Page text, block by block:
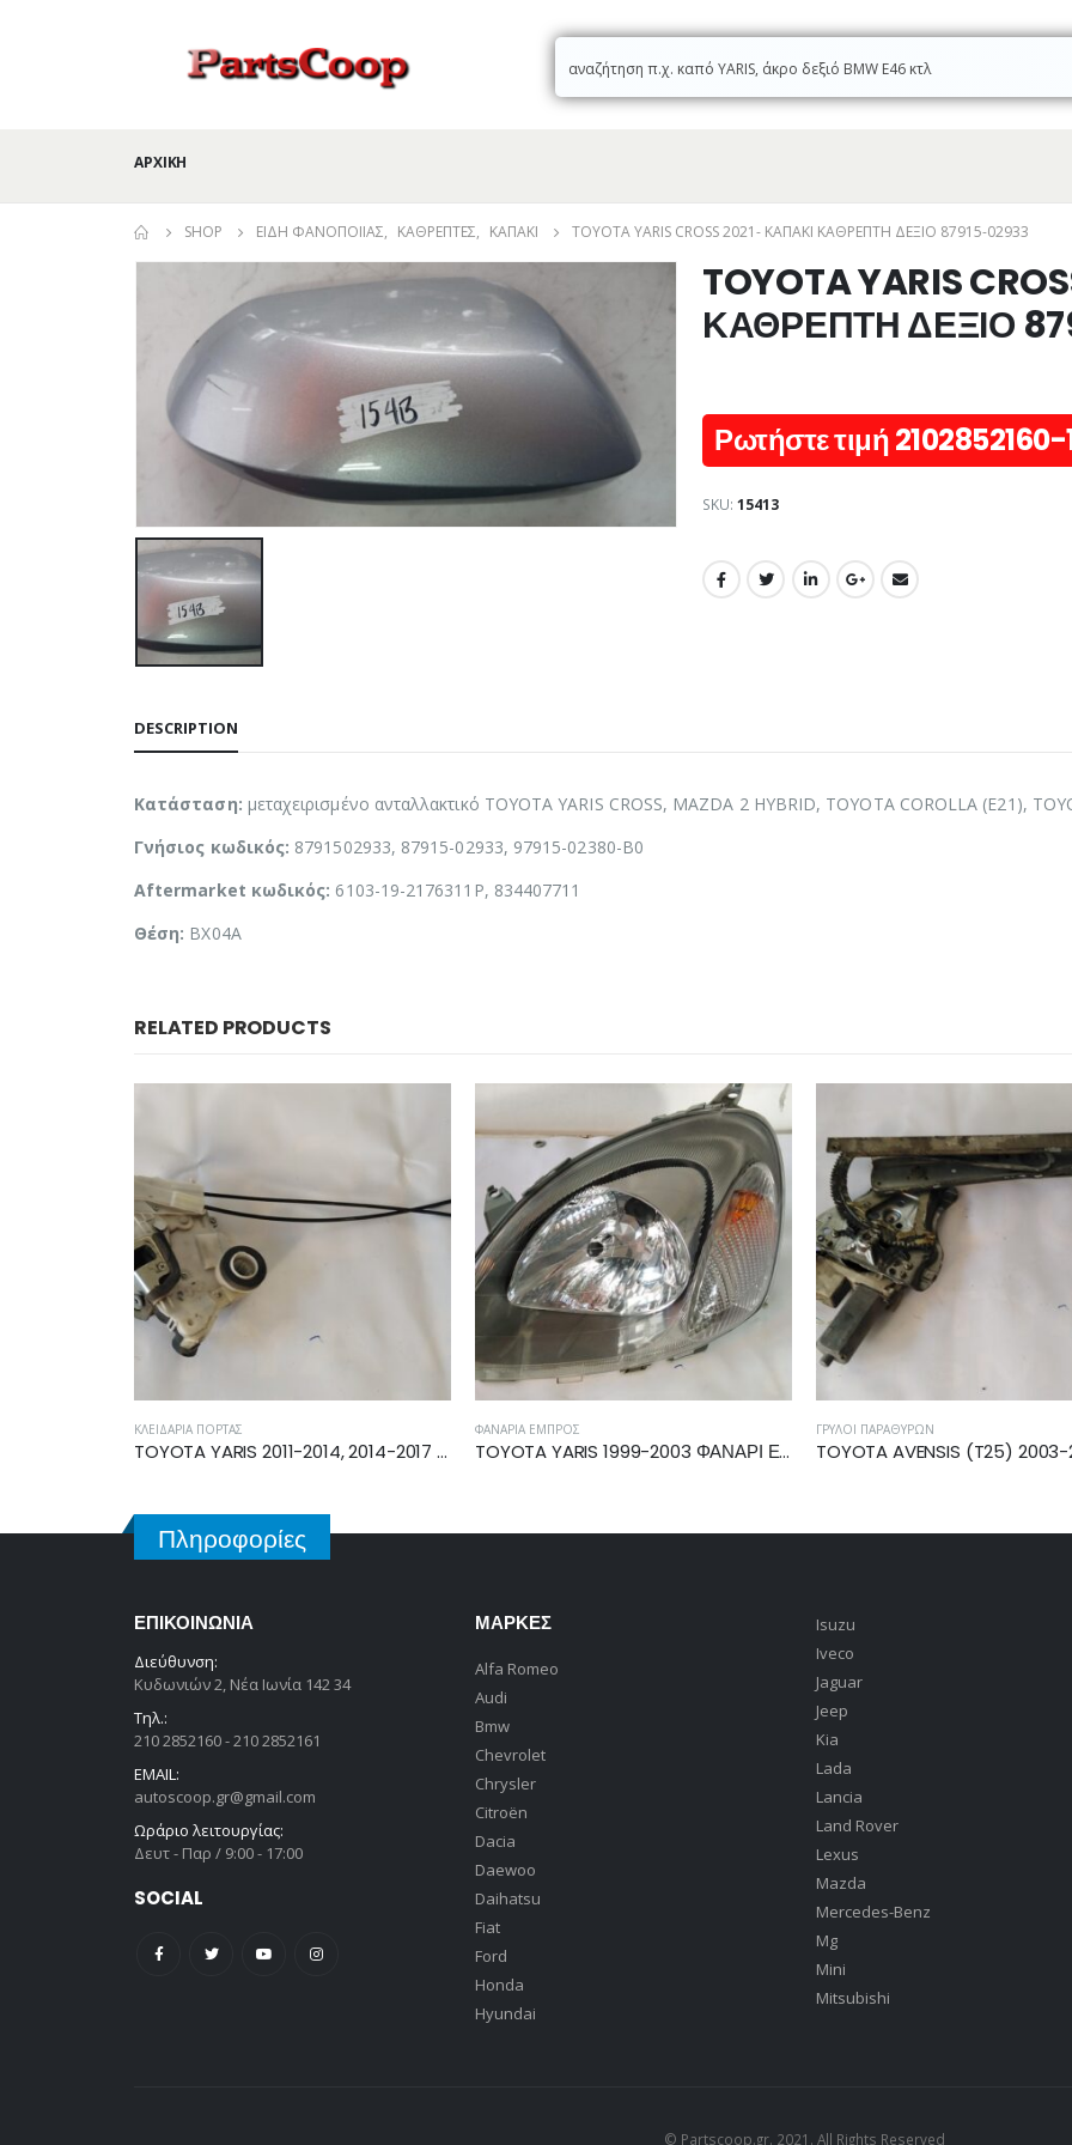
ΑΡΧΙΚΉ
SHOP ΕΊΔΗ ΦΑΝΟΠΟΙΊΑΣ, ΚΑΘΡΈΠΤΕΣ, ΚΑΠΆΚΙ TOYOTA YARIS CROSS 2021- ΚΑΠΑΚΙ ΚΑΘΡΕΠΤΗ ΔΕΞΙΟ 87915-02933
TOYOTA YARIS
ΚΑΘΡΕΠΤΗ ΔΕΞΙΟ
Ρωτήστε τιμή 2102852160-
SKU: 15413
DESCRIPTION
Κατάσταση: μεταχειρισμένο ανταλλακτικό TOYOTA YARIS CROSS, MAZDA 2 HYBRID, TOYOTA COROLLA (E21),
Γνήσιος κωδικός: 8791502933, 87915-02933, 97915-02380-B0
Aftermarket κωδικός: 6103-19-2176311P, 834407711
Θέση: BX04A
RELATED PRODUCTS
TOYOTA YARIS 2011-2014, 2014-2017 ΗΛΕΚΤΡΟΜΑΓΝΗΤΙΚΗ ΚΛΕΙΔΑΡΙΑ ΕΜΠΡΟΣ ΔΕΞΙΑ
ΦΑΝΆΡΙΑ ΕΜΠΡΌΣ
TOYOTA YARIS 1999-2003 ΦΑΝΑΡΙ ΕΜΠΡΟΣ ΑΡΙΣΤΕΡΟ 81170-0D011
ΓΡΎΛΟΙ ΠΑΡΑΘΎΡΩΝ
TOYOTA AVENSIS (T25) 2003-2006, 2006-2008 ΓΡΥΛΛΟΣ ΕΜΠΡΟΣ ΔΕΞΙΟΣ 69810-05050
ΓΡΎΛΟΙ ΠΑΡΑΘΎΡΩΝ
Πληροφορίες
ΕΠΙΚΟΙΝΩΝΊΑ
Διεύθυνση:
Κυδωνιών 2, Νέα Ιωνία 142 34
Τηλ.:
210 2852160 - 210 2852161
EMAIL:
autoscoop.gr@gmail.com
Ωράριο λειτουργίας:
Δευτ - Παρ / 9:00 - 17:00
SOCIAL
ΜΆΡΚΕΣ
Alfa Romeo
Audi
Bmw
Chevrolet
Chrysler
Citroën
Dacia
Daewoo
Daihatsu
Fiat
Ford
Honda
Hyundai
Isuzu
Iveco
Jaguar
Jeep
Kia
Lada
Lancia
Land Rover
Lexus
Mazda
Mercedes-Benz
Mg
Mini
Mitsubishi
© Partscoop.gr. 2021. All Rights Reserved